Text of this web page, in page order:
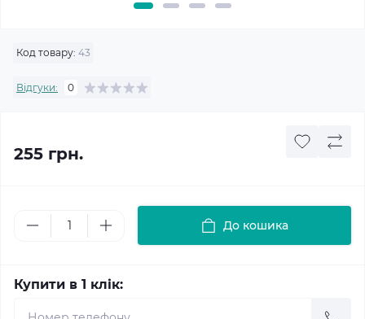
Код товару: 43
Відгуки: 0
255 грн.
До кошика
Купити в 1 клік: